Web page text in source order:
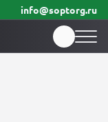
info@soptorg.ru